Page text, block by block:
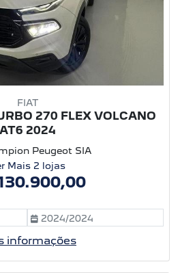
FIAT
270 FLEX VOLCANO
AT6 2024
Peugeot SIA
Mais 2 lojas
2024/2024
informações